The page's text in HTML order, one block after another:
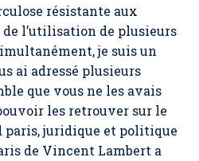
résistante aux
l’utilisation de plusieurs
je suis un
ai adressé plusieurs
que vous ne les avais
les retrouver sur le
paris, juridique et politique
de Vincent Lambert a